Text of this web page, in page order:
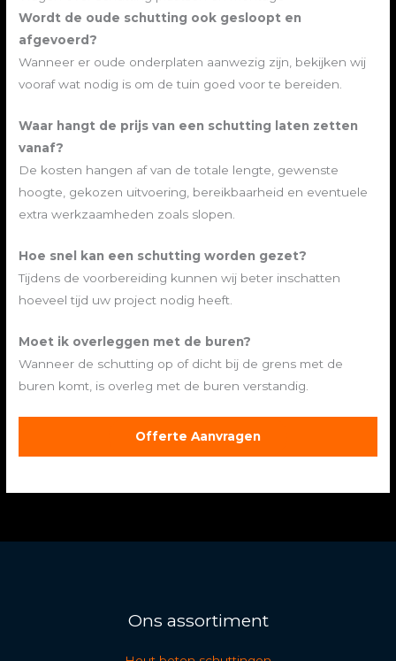
Wordt de oude schutting ook gesloopt en
afgevoerd?
Wanneer er oude onderplaten aanwezig zijn, bekijken wij
vooraf wat nodig is om de tuin goed voor te bereiden.
Waar hangt de prijs van een schutting laten zetten
vanaf?
De kosten hangen af van de totale lengte, gewenste
hoogte, gekozen uitvoering, bereikbaarheid en eventuele
extra werkzaamheden zoals slopen.
Hoe snel kan een schutting worden gezet?
Tijdens de voorbereiding kunnen wij beter inschatten
hoeveel tijd uw project nodig heeft.
Moet ik overleggen met de buren?
Wanneer de schutting op of dicht bij de grens met de
buren komt, is overleg met de buren verstandig.
Offerte Aanvragen
Ons assortiment